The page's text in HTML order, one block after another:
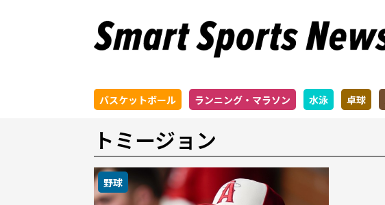
バスケットボール ランニング・マラソン 水泳 卓球
トミージョン
野球